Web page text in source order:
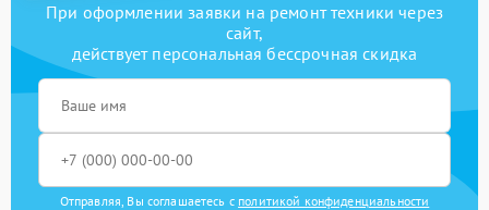
При оформлении заявки на ремонт техники через
сайт,
действует персональная бессрочная скидка
Отправляя, Вы соглашаетесь с политикой конфиденциальности